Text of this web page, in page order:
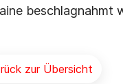
beschlagnahmt
zur Übersicht